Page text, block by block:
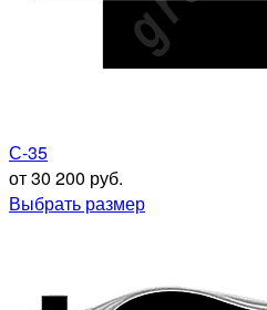
С-35
от 30 200 руб.
Выбрать размер